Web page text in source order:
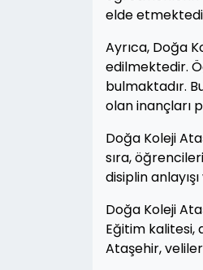
elde
Ayrıca, Doğa
edilmektedir.
bulmaktadır.
olan inançları
Doğa Koleji
sıra,
disiplin
Doğa Koleji
Eğitim kalitesi,
Ataşehir,